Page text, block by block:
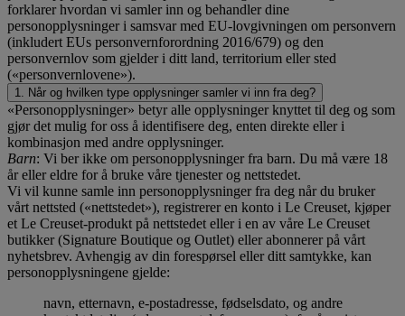
forklarer hvordan vi samler inn og behandler dine
personopplysninger i samsvar med EU-lovgivningen om personvern
(inkludert EUs personvernforordning 2016/679) og den
personvernlov som gjelder i ditt land, territorium eller sted
(«personvernlovene»).
1. Når og hvilken type opplysninger samler vi inn fra deg?
«Personopplysninger» betyr alle opplysninger knyttet til deg og som
gjør det mulig for oss å identifisere deg, enten direkte eller i
kombinasjon med andre opplysninger.
Barn: Vi ber ikke om personopplysninger fra barn. Du må være 18
år eller eldre for å bruke våre tjenester og nettstedet.
Vi vil kunne samle inn personopplysninger fra deg når du bruker
vårt nettsted («nettstedet»), registrerer en konto i Le Creuset, kjøper
et Le Creuset-produkt på nettstedet eller i en av våre Le Creuset
butikker (Signature Boutique og Outlet) eller abonnerer på vårt
nyhetsbrev. Avhengig av din forespørsel eller ditt samtykke, kan
personopplysningene gjelde:
navn, etternavn, e-postadresse, fødselsdato, og andre